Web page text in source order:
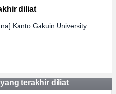
diliat
Kanto Gakuin University
terakhir diliat